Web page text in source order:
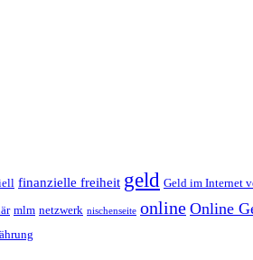
finanzielle freiheit geld Geld im Internet
mlm netzwerk nischenseite online Online